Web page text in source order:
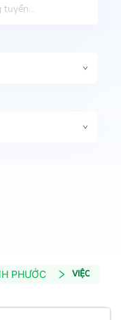
PHƯỚC VIỆC LÀM